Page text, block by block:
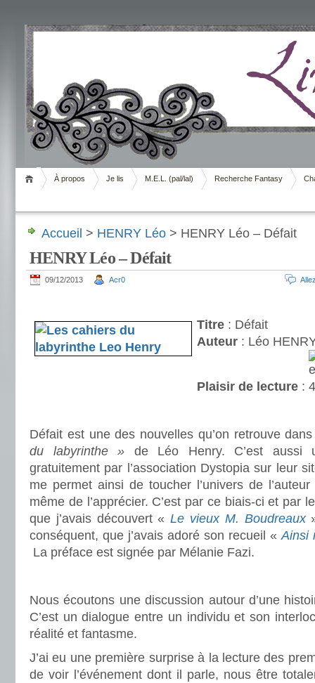
Livrement
À propos Je lis M.E.L. (pal/lal) Recherche Fantasy
Accueil > HENRY Léo > HENRY Léo – Défait
HENRY Léo – Défait
09/12/2013 Acr0
Titre : Défait
Auteur : Léo
Plaisir de lecture :
Défait est une des nouvelles qu’on retrouve
du labyrinthe » de Léo Henry. C’est aussi
gratuitement par l’association Dystopia sur leur
me permet ainsi de toucher l’univers de
même de l’apprécier. C’est par ce biais-ci et par
que j’avais découvert «Le vieux M. Boudreaux
conséquent, que j’avais adoré son recueil «Ainsi
La préface est signée par Mélanie Fazi.
Nous écoutons une discussion autour d’une
C’est un dialogue entre un individu et son
réalité et fantasme.
J’ai eu une première surprise à la lecture des
de voir l’événement dont il parle, nous être